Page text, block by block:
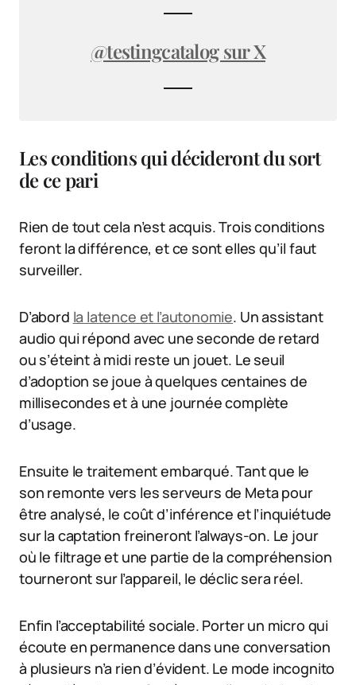
@testingcatalog sur X
Les conditions qui décideront du sort
de ce pari
Rien de tout cela n’est acquis. Trois conditions
feront la différence, et ce sont elles qu’il faut
surveiller.
D’abord la latence et l’autonomie. Un assistant
audio qui répond avec une seconde de retard
ou s’éteint à midi reste un jouet. Le seuil
d’adoption se joue à quelques centaines de
millisecondes et à une journée complète
d’usage.
Ensuite le traitement embarqué. Tant que le
son remonte vers les serveurs de Meta pour
être analysé, le coût d’inférence et l’inquiétude
sur la captation freineront l’always-on. Le jour
où le filtrage et une partie de la compréhension
tourneront sur l’appareil, le déclic sera réel.
Enfin l’acceptabilité sociale. Porter un micro qui
écoute en permanence dans une conversation
à plusieurs n’a rien d’évident. Le mode incognito